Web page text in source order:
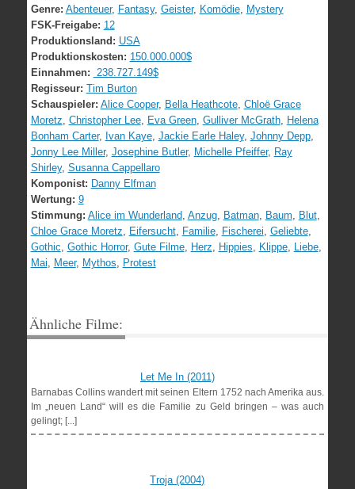
Genre: Abenteuer, Fantasy, Geister, Komödie, Mystery
FSK-Freigabe: 12
Produktionsland: USA
Produktionskosten: 150.000.000$
Einnahmen: 238.727.149$
Regisseur: Tim Burton
Schauspieler: Alice Cooper, Bella Heathcote, Chloë Grace
Moretz, Christopher Lee, Eva Green, Gulliver McGrath, Helena
Bonham Carter, Ivan Kaye, Jackie Earle Haley, Johnny Depp,
Jonny Lee Miller, Josephine Butler, Michelle Pfeiffer, Ray
Shirley, Susanna Cappellaro
Komponist: Danny Elfman
Wertung: 9
Stimmung: Alice im Wunderland, Anzug, Batman, Baum, Blut,
Chloe Grace Moretz, Eifersucht, Familie, Fischerei, Geliebte,
Gothic, Gothic Horror, Gute Filme, Herz, Hippies, Klippe, Liebe,
Mai, Meer, Mythos, Protest
Ähnliche Filme:
Let Me In (2011)
Barnabas Collins wandert mit seinen Eltern 1752 nach Amerika aus.
Im „neuen Land“ will es die Familie zu Geld bringen – was auch
gelingt; [...]
Troja (2004)